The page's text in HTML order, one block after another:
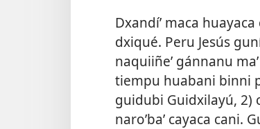
Dxandíʼ maca
dxiqué. Peru Jesús
naquiiñeʼ gánnanu
tiempu huabani binni
guidubi Guidxilayú, 2)
naroʼbaʼ cayaca cani.